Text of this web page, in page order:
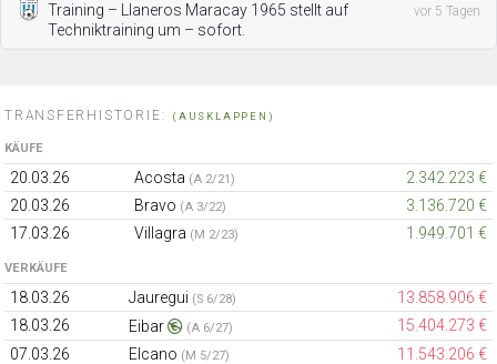
Training – Llaneros Maracay 1965 stellt auf
Techniktraining um – sofort.
vor 5 Tagen
TRANSFERHISTORIE: (AUSKLAPPEN)
KÄUFE
20.03.26 Acosta (A 2/21)
2.342.223 €
20.03.26
Bravo (A 3/22)
3.136.720 €
17.03.26
Villagra (M 2/23) 1.949.701 €
VERKÄUFE
18.03.26 Jauregui (S 6/28)
13.858.906 €
18.03.26
Eibar (A 6/27)
15.404.273 €
07.03.26
Elcano (M 5/27) 11.543.206 €